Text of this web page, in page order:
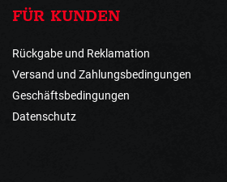
FÜR KUNDEN
Rückgabe und Reklamation
Versand und Zahlungsbedingungen
Geschäftsbedingungen
Datenschutz